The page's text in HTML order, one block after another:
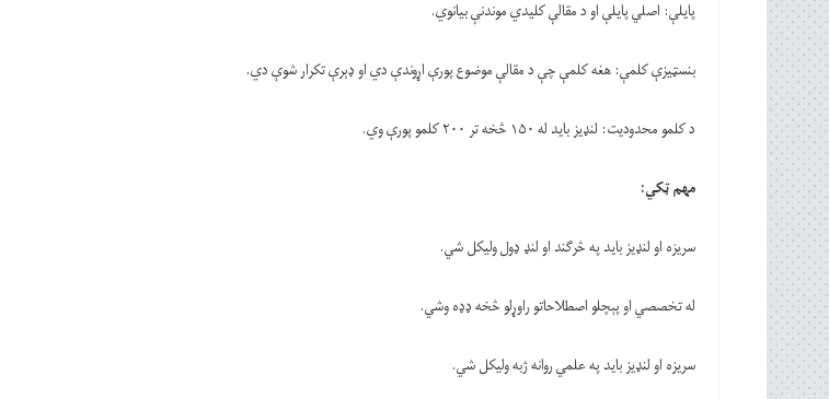
پایلې: اصلي پایلې او د مقالې کلیدي موندنې بیانوي.
بنسټيزې کلمې: هغه کلمې چې د مقالې موضوع پورې اړوندې دي او ډېرې تکرار شوې دي.
د کلمو محدودیت: لنډيز باید له ۱۵۰ څخه تر ۲۰۰ کلمو پورې وي.
مهم ټکي:
سریزه او لنډيز باید په څرګند او لنډ ډول ولیکل شي.
له تخصصي او پېچلو اصطلاحاتو راوړلو څخه ډډه وشي.
سریزه او لنډيز باید په علمي روانه ژبه ولیکل شي.